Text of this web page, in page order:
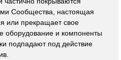
Сообщества, настоящая
или прекращает свое
оборудование и компоненты
подпадают под действие